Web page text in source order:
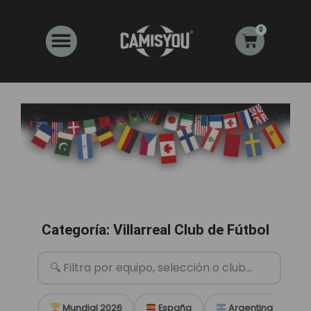
contenido
0
Carrito
Categoría: Villarreal Club de Fútbol
Mundial 2026 España Argentina